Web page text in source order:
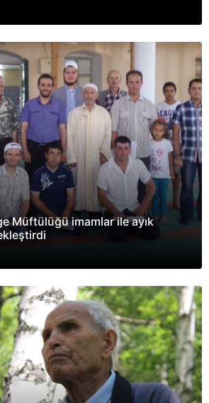
Müftülüğü imamlar ile ayık